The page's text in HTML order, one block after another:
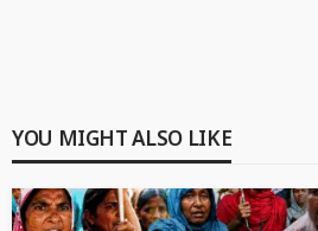
YOU MIGHT ALSO LIKE